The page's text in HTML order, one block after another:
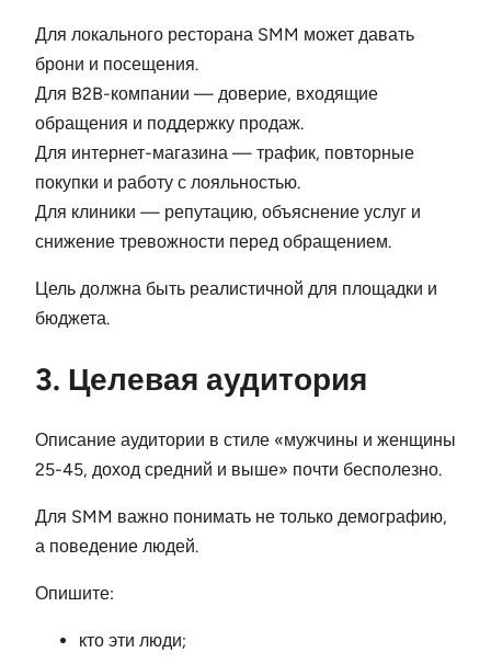
Для локального ресторана SMM может давать
брони и посещения.
Для B2B-компании — доверие, входящие
обращения и поддержку продаж.
Для интернет-магазина — трафик, повторные
покупки и работу с лояльностью.
Для клиники — репутацию, объяснение услуг и
снижение тревожности перед обращением.
Цель должна быть реалистичной для площадки и
бюджета.
3. Целевая аудитория
Описание аудитории в стиле «мужчины и женщины
25-45, доход средний и выше» почти бесполезно.
Для SMM важно понимать не только демографию,
а поведение людей.
Опишите:
кто эти люди;